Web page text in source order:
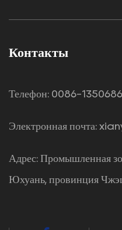
Контакты
Телефон: 0086-
Электронная почта:
Адрес: Промышленная
Юхуань, провинция